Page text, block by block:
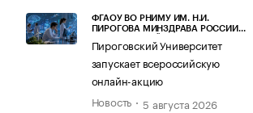
ФГАОУ ВО РНИМУ ИМ. Н.И.
ПИРОГОВА МИНЗДРАВА РОССИИ
Пироговский Университет
запускает всероссийскую
онлайн-акцию
Новость
5 августа 2026